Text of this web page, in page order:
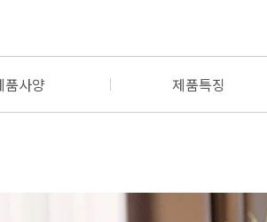
품사양 제품특징